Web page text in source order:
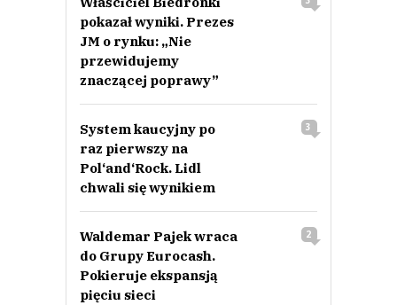
pokazał wyniki. Prezes
JM o rynku: „Nie
przewidujemy
znaczącej poprawy”
System kaucyjny po
raz pierwszy na
Pol‘and‘Rock. Lidl
chwali się wynikiem
3
Waldemar Pajek wraca
do Grupy Eurocash.
Pokieruje ekspansją
pięciu sieci
2